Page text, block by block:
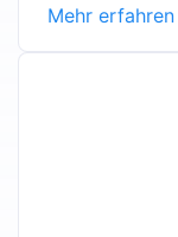
Mehr erfahren